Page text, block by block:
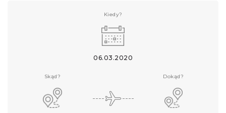
Kiedy?
06.03.2020
Skąd? Dokąd?